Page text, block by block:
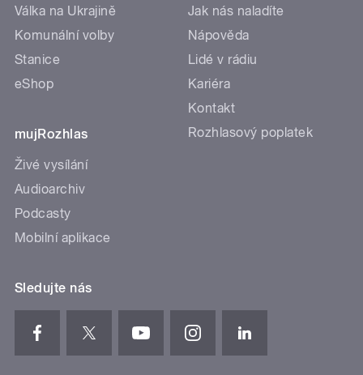
Válka na Ukrajině
Komunální volby
Stanice
eShop
mujRozhlas
Živé vysílání
Audioarchiv
Podcasty
Mobilní aplikace
Jak nás naladíte
Nápověda
Lidé v rádiu
Kariéra
Kontakt
Rozhlasový poplatek
Sledujte nás